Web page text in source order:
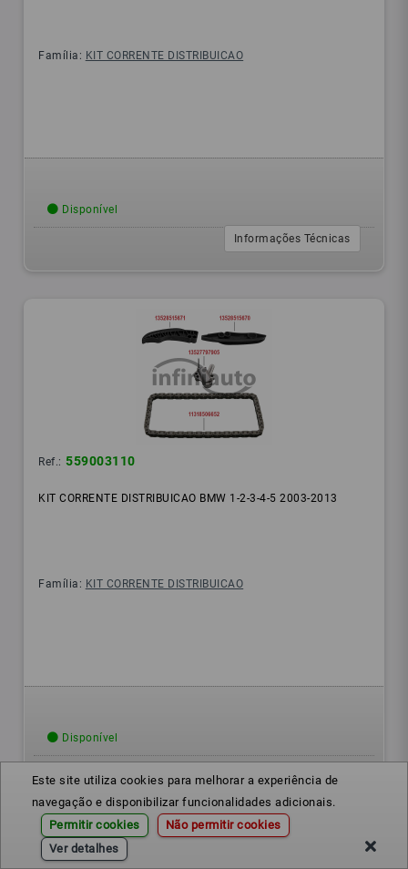
Este site utiliza cookies para melhorar a experiência de
navegação e disponibilizar funcionalidades adicionais.
Permitir cookies
Não permitir cookies
Ver detalhes
Família: KIT CORRENTE DISTRIBUICAO
Disponível
Informações Técnicas
Ref.: 559003110
KIT CORRENTE DISTRIBUICAO BMW 1-2-3-4-5 2003-2013
Família: KIT CORRENTE DISTRIBUICAO
Disponível